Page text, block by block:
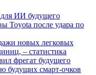
ИИ будущего
Toyota после удара по
новых легковых
– статистика
фрегат будущего
будущих смарт-очков